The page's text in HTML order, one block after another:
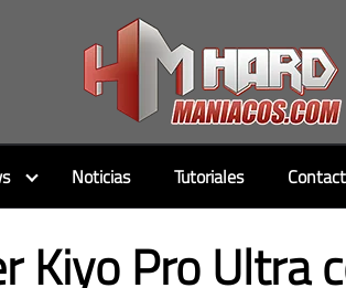
Noticias Tutoriales
Kiyo Pro Ultra